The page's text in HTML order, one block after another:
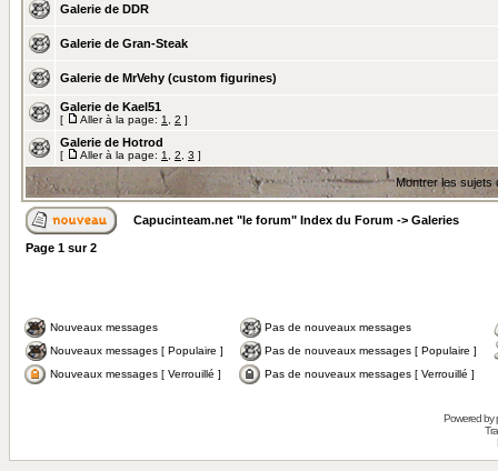
Galerie de DDR
Galerie de Gran-Steak
Galerie de MrVehy (custom figurines)
Galerie de Kael51
[ Aller à la page: 1 2 ]
Galerie de Hotrod
[ Aller à la page: 1 2 3 ]
Montrer les sujets
Capucinteam.net "le forum" Index du Forum -> Galeries
Page 1 sur2
Nouveaux messages
Pas de nouveaux messages
Nouveaux messages [ Populaire ]
Pas de nouveaux messages [ Populaire ]
Nouveaux messages [ Verrouillé ]
Pas de nouveaux messages [ Verrouillé ]
Powered by